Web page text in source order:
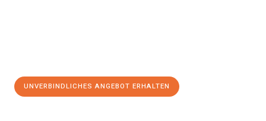
UNVERBINDLICHES ANGEBOT ERHALTEN